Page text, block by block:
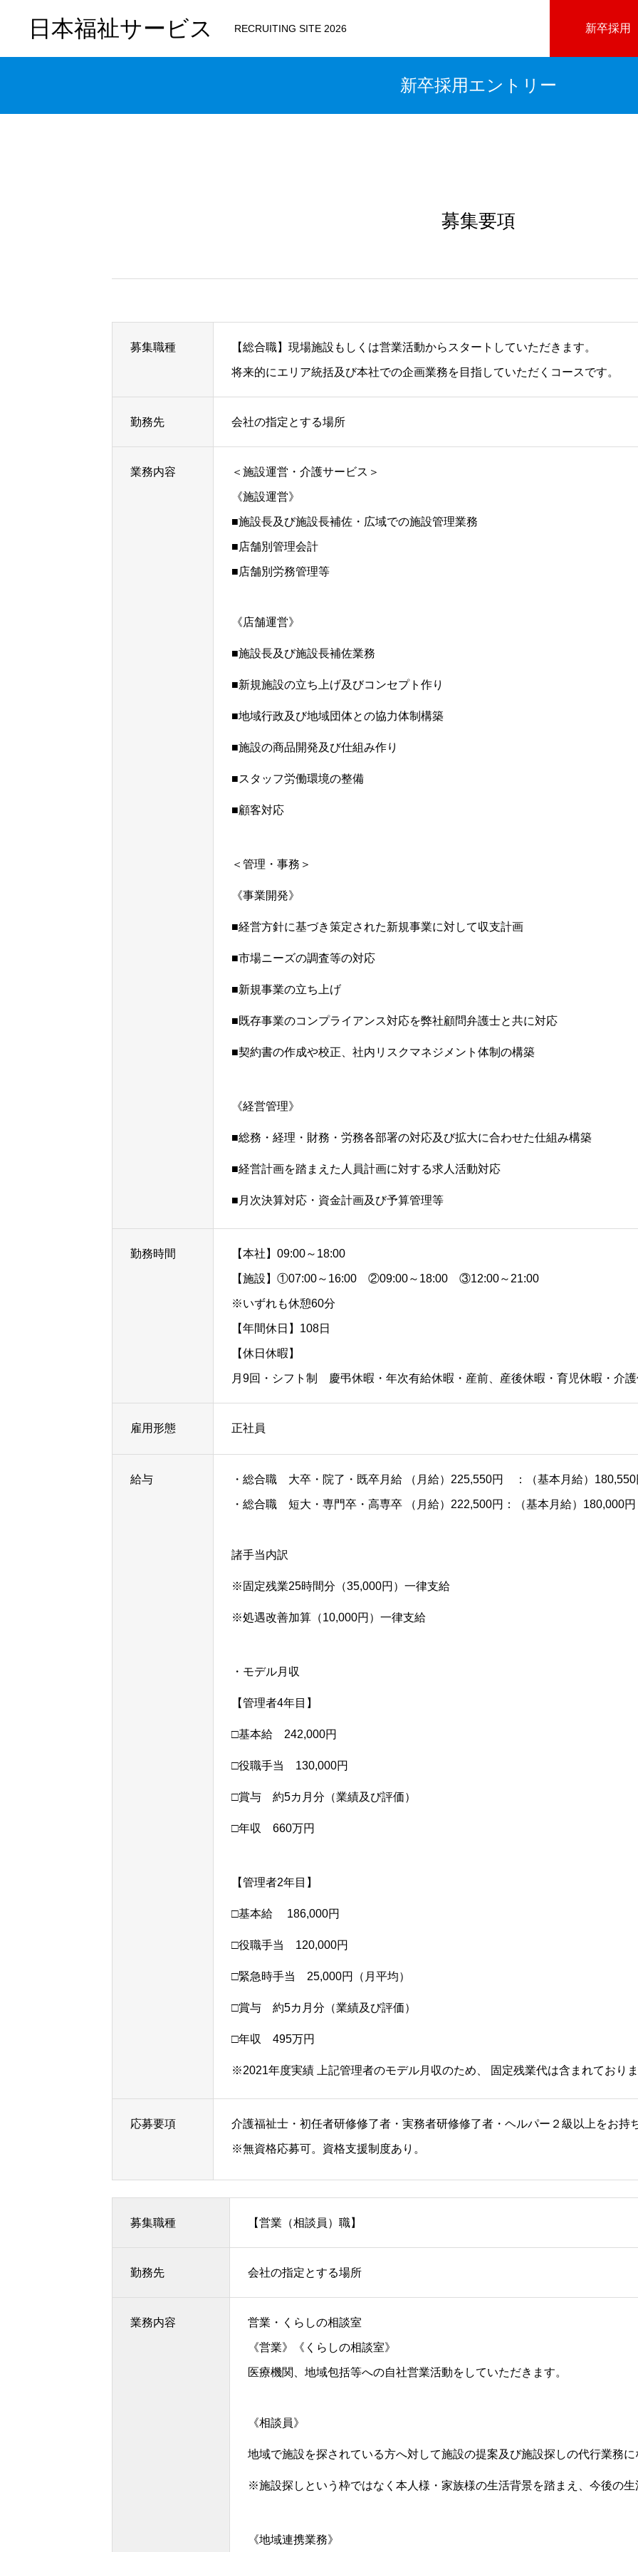
日本福祉サービス RECRUITING SITE 2026 新卒採用
HOME 私たちについて 私たちの仕事
新卒採用エントリー
募集要項
募集職種 【総合職】現場施設もしくは営業活動からスタートしていただきます。
将来的にエリア統括及び本社での企画業務を目指していただくコースです。
勤務先 会社の指定とする場所
業務内容 ＜施設運営・介護サービス＞
《施設運営》
■施設長及び施設長補佐・広域での施設管理業務
■店舗別管理会計
■店舗別労務管理等
《店舗運営》
■施設長及び施設長補佐業務
■新規施設の立ち上げ及びコンセプト作り
■地域行政及び地域団体との協力体制構築
■施設の商品開発及び仕組み作り
■スタッフ労働環境の整備
■顧客対応
＜管理・事務＞
《事業開発》
■経営方針に基づき策定された新規事業に対して収支計画
■市場ニーズの調査等の対応
■新規事業の立ち上げ
■既存事業のコンプライアンス対応を弊社顧問弁護士と共に対応
■契約書の作成や校正、社内リスクマネジメント体制の構築
《経営管理》
■総務・経理・財務・労務各部署の対応及び拡大に合わせた仕組み構築
■経営計画を踏まえた人員計画に対する求人活動対応
■月次決算対応・資金計画及び予算管理等
勤務時間 【本社】09:00～18:00
【施設】①07:00～16:00 ②09:00～18:00 ③12:00～21:00
※いずれも休憩60分
【年間休日】108日
【休日休暇】
月9回・シフト制 慶弔休暇・年次有給休暇・産前、産後休暇・育児休暇・介護
雇用形態 正社員
給与 ・総合職 大卒・院了・既卒月給 （月給）225,550円 ：（基本月給）180,550
・総合職 短大・専門卒・高専卒 （月給）222,500円：（基本月給）180,000円
諸手当内訳
※固定残業25時間分（35,000円）一律支給
※処遇改善加算（10,000円）一律支給
・モデル月収
【管理者4年目】
□基本給 242,000円
□役職手当 130,000円
□賞与 約5カ月分（業績及び評価）
□年収 660万円
【管理者2年目】
□基本給 186,000円
□役職手当 120,000円
□緊急時手当 25,000円（月平均）
□賞与 約5カ月分（業績及び評価）
□年収 495万円
※2021年度実績 上記管理者のモデル月収のため、 固定残業代は含まれておりま
応募要項 介護福祉士・初任者研修修了者・実務者研修修了者・ヘルパー２級以上をお持
※無資格応募可。資格支援制度あり。
募集職種 【営業（相談員）職】
勤務先 会社の指定とする場所
業務内容 営業・くらしの相談室
《営業》《くらしの相談室》
医療機関、地域包括等への自社営業活動をしていただきます。
《相談員》
地域で施設を探されている方へ対して施設の提案及び施設探しの代行業務に
※施設探しという枠ではなく本人様・家族様の生活背景を踏まえ、今後の生
《地域連携業務》